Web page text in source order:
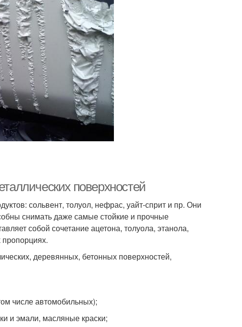
поверхностей
сольвент, толуол, нефрас, уайт-сприт и пр. Они
снимать даже самые стойкие и прочные
собой сочетание ацетона, толуола, этанола,
пропорциях.
деревянных, бетонных поверхностей,
числе автомобильных);
и эмали, масляные краски;